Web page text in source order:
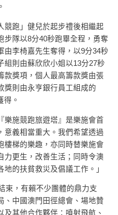
競跑」健兒於起步禮後相繼起
步隊以8分40秒跑畢全程，勇奪
由李椅嘉先生奪得，以9分34秒
組則由蘇欣欣小姐以13分27秒
款獎項，個人最高籌款獎由張
獎則由永亨銀行員工組成的
得。
樂施競跑旅遊塔』是樂施會首
意義相當重大。我們希望透過
樓梯的樂趣，亦同時替樂施會
力更生，改善生活；同時令澳
的扶貧救災及倡議工作。」
束，有賴不少團體的鼎力支
、中國澳門田徑總會、場地贊
其他合作夥伴：噴射飛航、